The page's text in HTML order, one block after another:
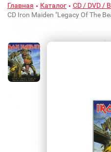
Главная Каталог CD / DVD /
CD Iron Maiden "Legacy Of The